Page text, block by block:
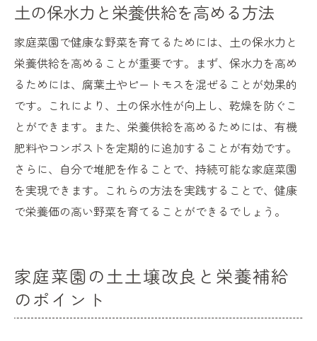
土の保水力と栄養供給を高める方法
家庭菜園で健康な野菜を育てるためには、土の保水力と
栄養供給を高めることが重要です。まず、保水力を高め
るためには、腐葉土やピートモスを混ぜることが効果的
です。これにより、土の保水性が向上し、乾燥を防ぐこ
とができます。また、栄養供給を高めるためには、有機
肥料やコンポストを定期的に追加することが有効です。
さらに、自分で堆肥を作ることで、持続可能な家庭菜園
を実現できます。これらの方法を実践することで、健康
で栄養価の高い野菜を育てることができるでしょう。
家庭菜園の土土壌改良と栄養補給
のポイント